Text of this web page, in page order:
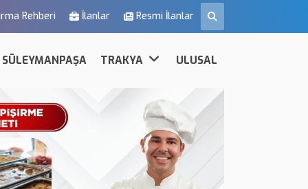
Rehberi İlanlar Resmi İlanlar
SÜLEYMANPAŞA TRAKYA ULUSAL